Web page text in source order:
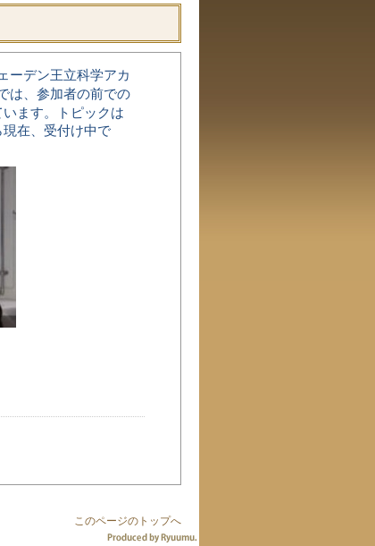
ーデン王立科学アカ
は、参加者の前での
ます。トピックは
現在、受付け中で
このページのトップへ